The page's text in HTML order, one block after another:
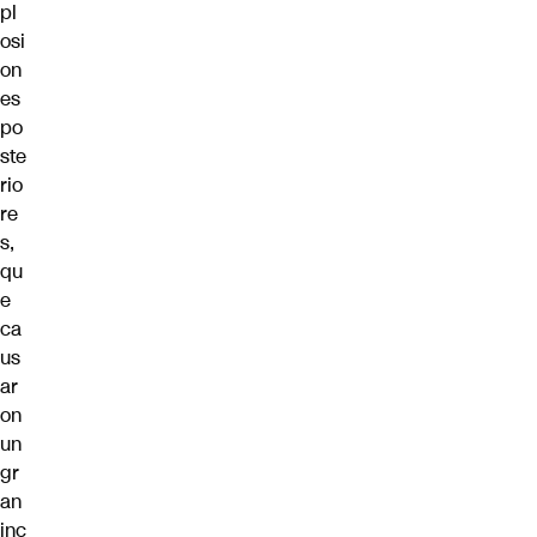
pl
osi
on
es
po
ste
rio
re
s,
qu
e
ca
us
ar
on
un
gr
an
inc